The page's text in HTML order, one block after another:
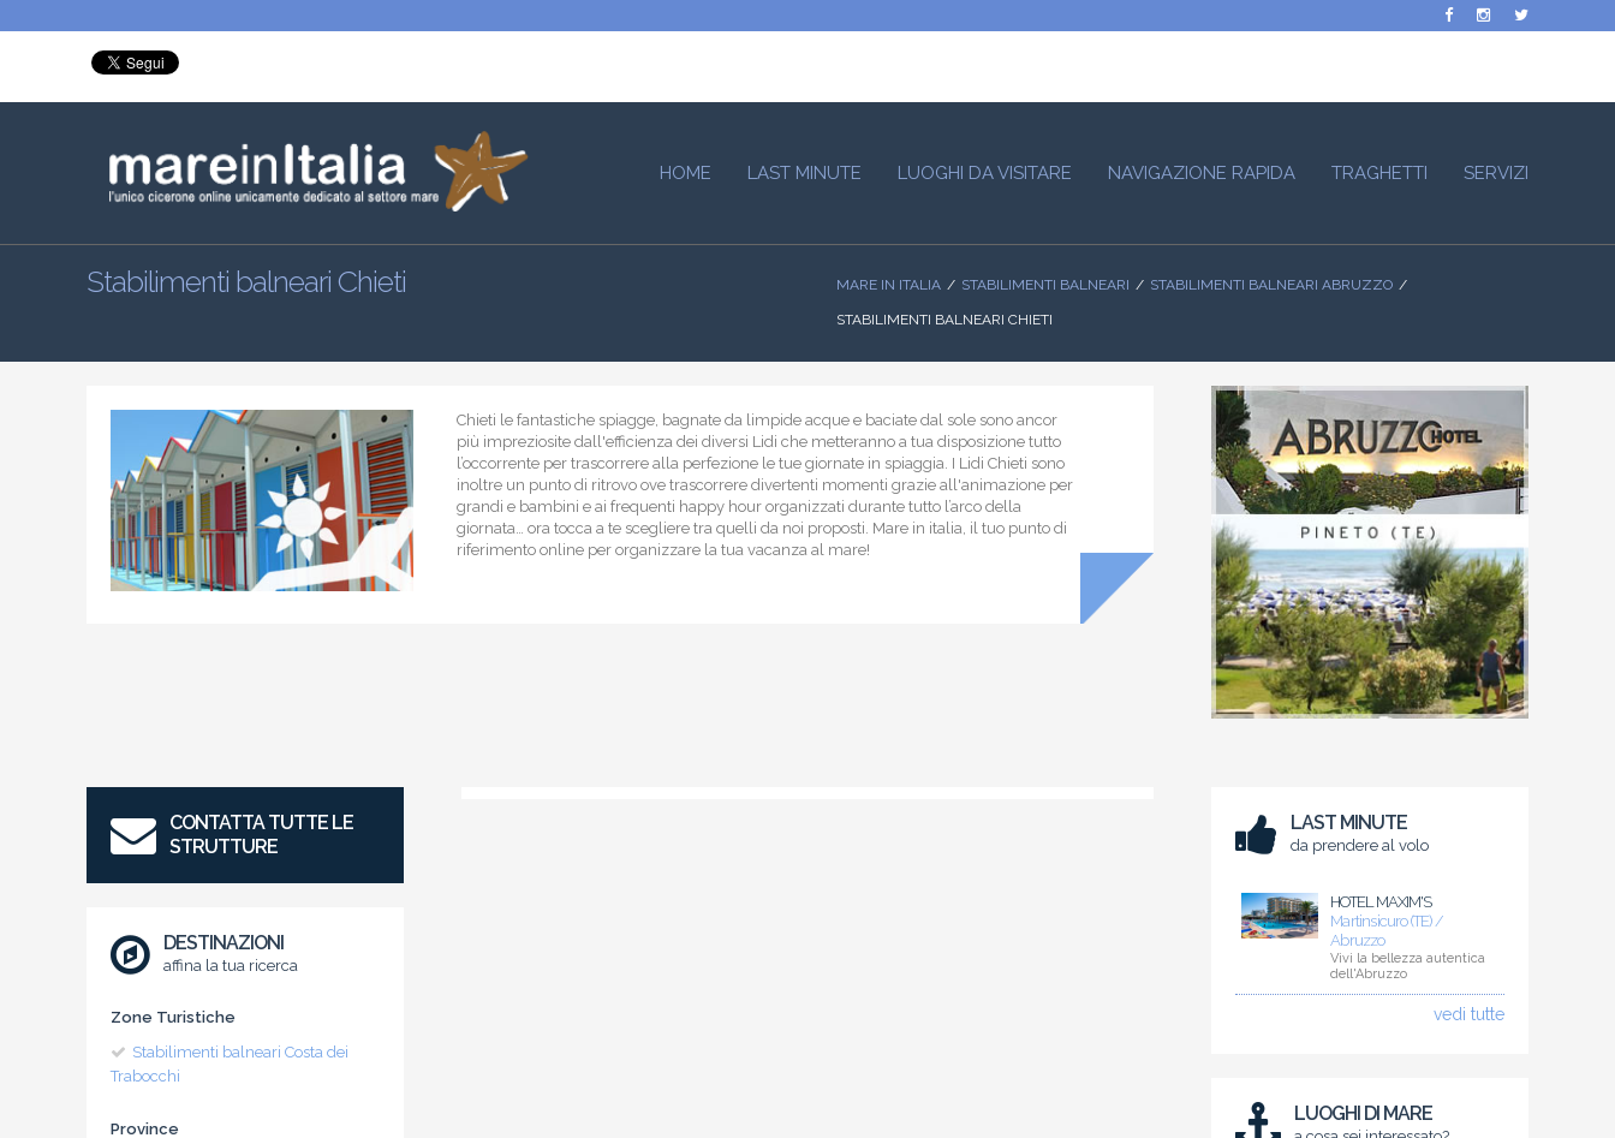
HOME LAST MINUTE LUOGHI DA VISITARE NAVIGAZIONE RAPIDA TRAGHETTI SERVIZI
Stabilimenti balneari Chieti MARE IN ITALIA STABILIMENTI BALNEARI STABILIMENTI BALNEARI ABRUZZO
STABILIMENTI BALNEARI CHIETI
Chieti le fantastiche spiagge, bagnate da limpide acque e baciate dal sole sono ancor
più impreziosite dall'efficienza dei diversi Lidi che metteranno a tua disposizione tutto
l’occorrente per trascorrere alla perfezione le tue giornate in spiaggia. I Lidi Chieti sono
inoltre un punto di ritrovo ove trascorrere divertenti momenti grazie all'animazione per
grandi e bambini e ai frequenti happy hour organizzati durante tutto l’arco della
giornata… ora tocca a te scegliere tra quelli da noi proposti. Mare in italia, il tuo punto di
riferimento online per organizzare la tua vacanza al mare!
CONTATTA TUTTE LE
STRUTTURE
DESTINAZIONI
affina la tua ricerca
Zone Turistiche
Stabilimenti balneari Costa dei
Trabocchi
Province
LAST MINUTE
da prendere al volo
HOTEL MAXIM'S
Martinsicuro (TE) /
Abruzzo
Vivi la bellezza autentica
dell'Abruzzo
vedi tutte
LUOGHI DI MARE